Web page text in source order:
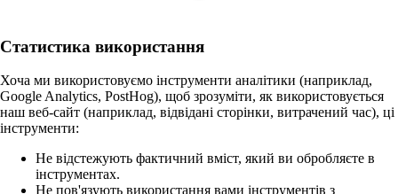
Статистика використання
Хоча ми використовуємо інструменти аналітики (наприклад,
Google Analytics, PostHog), щоб зрозуміти, як використовується
наш веб-сайт (наприклад, відвідані сторінки, витрачений час), ці
інструменти:
Не відстежують фактичний вміст, який ви обробляєте в
інструментах.
Не пов'язують використання вами інструментів з